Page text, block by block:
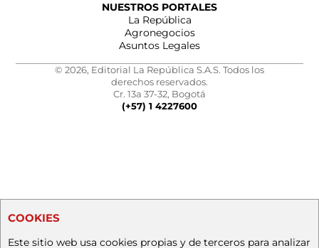
NUESTROS PORTALES
La República
Agronegocios
Asuntos Legales
© 2026, Editorial La República S.A.S. Todos los
derechos reservados.
Cr. 13a 37-32, Bogotá
(+57) 1 4227600
COOKIES
Este sitio web usa cookies propias y de terceros para analizar